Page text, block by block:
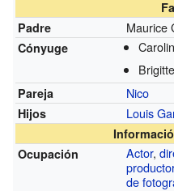
Padre
Maurice
Cónyuge
Pareja Nico
Hijos Louis
Ocupación
Actor,
de